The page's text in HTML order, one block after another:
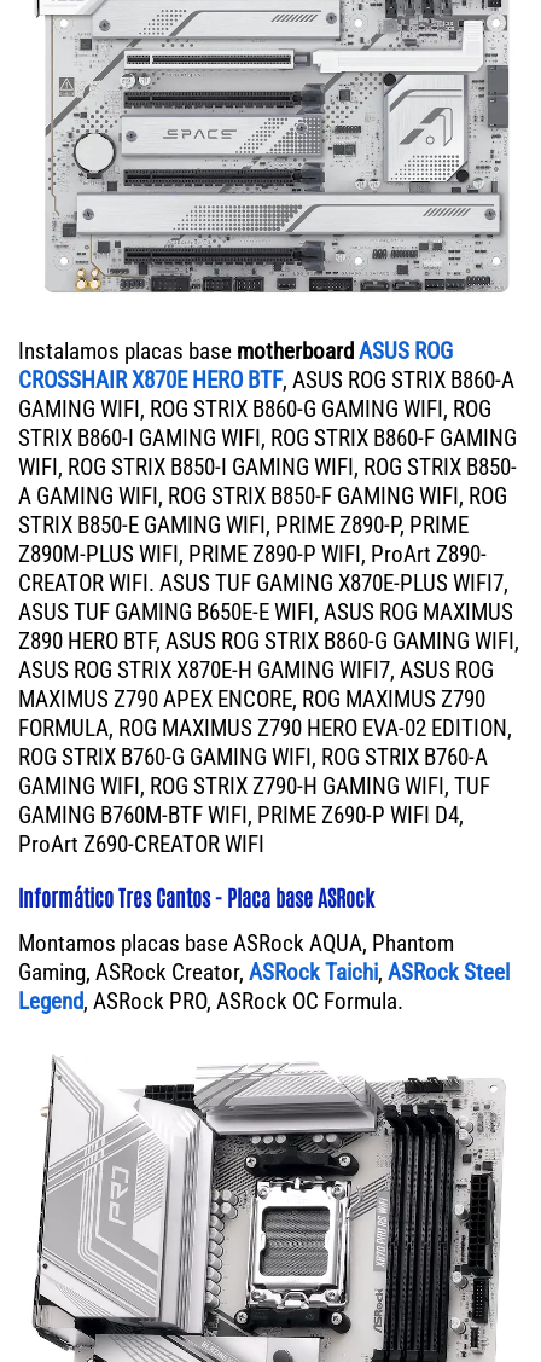
Instalamos placas base motherboardASUS ROG
CROSSHAIR X870E HERO BTF, ASUS ROG STRIX B860-A
GAMING WIFI, ROG STRIX B860-G GAMING WIFI, ROG
STRIX B860-I GAMING WIFI, ROG STRIX B860-F GAMING
WIFI, ROG STRIX B850-I GAMING WIFI, ROG STRIX B850-
A GAMING WIFI, ROG STRIX B850-F GAMING WIFI, ROG
STRIX B850-E GAMING WIFI, PRIME Z890-P, PRIME
Z890M-PLUS WIFI, PRIME Z890-P WIFI, ProArt Z890-
CREATOR WIFI. ASUS TUF GAMING X870E-PLUS WIFI7,
ASUS TUF GAMING B650E-E WIFI, ASUS ROG MAXIMUS
Z890 HERO BTF, ASUS ROG STRIX B860-G GAMING WIFI,
ASUS ROG STRIX X870E-H GAMING WIFI7, ASUS ROG
MAXIMUS Z790 APEX ENCORE, ROG MAXIMUS Z790
FORMULA, ROG MAXIMUS Z790 HERO EVA-02 EDITION,
ROG STRIX B760-G GAMING WIFI, ROG STRIX B760-A
GAMING WIFI, ROG STRIX Z790-H GAMING WIFI, TUF
GAMING B760M-BTF WIFI, PRIME Z690-P WIFI D4,
ProArt Z690-CREATOR WIFI
Informático Tres Cantos - Placa base ASRock
Montamos placas base ASRock AQUA, Phantom
Gaming, ASRock Creator, ASRock Taichi, ASRock Steel
Legend, ASRock PRO, ASRock OC Formula.